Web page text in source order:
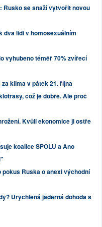
Rusko se snaží vytvořit novou
dva lidi v homosexuálním
vyhubeno téměř 70% zvířecí
klima v pátek 21. října
což je dobře. Ale proč
Kvůli ekonomice ji ostře
koalice SPOLU a Ano
pokus Ruska o anexi východní
Urychlená jaderná dohoda s